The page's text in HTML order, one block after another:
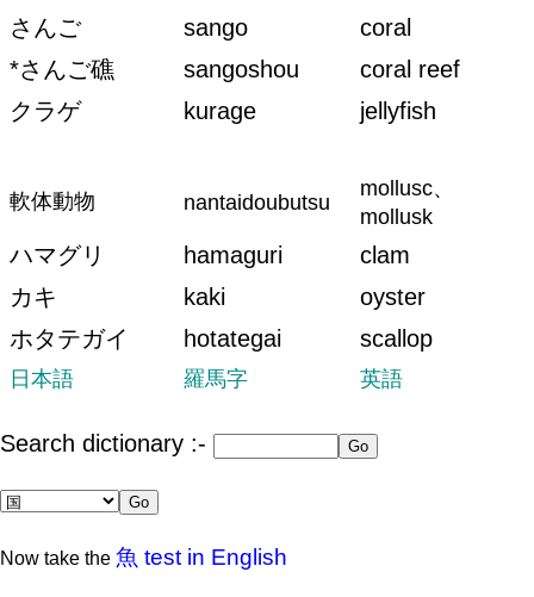
さんご
sango
coral
*さんご礁
sangoshou
coral reef
クラゲ
kurage jellyfish
軟体動物 nantaidoubutsu
mollusc、
mollusk
ハマグリ hamaguri
clam
カキ
kaki
oyster
ホタテガイ
hotategai scallop
日本語 羅馬字 英語
Search dictionary :-
Now take the 魚 test in English